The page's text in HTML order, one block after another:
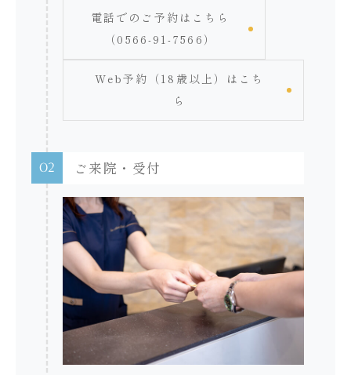
電話でのご予約はこちら
（0566-91-7566）
Web予約（18歳以上）はこち
ら
02 ご来院・受付